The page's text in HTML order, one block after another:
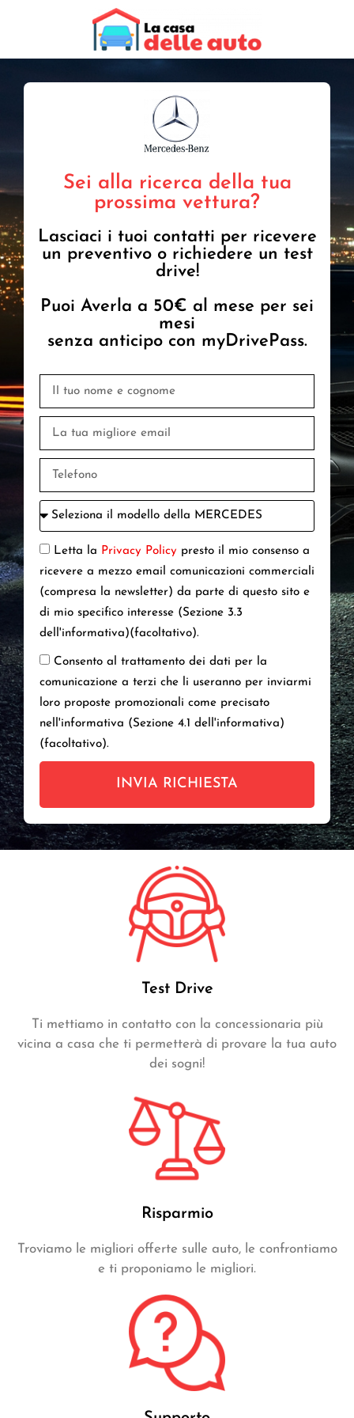
Sei alla ricerca della tua
prossima vettura?
Lasciaci i tuoi contatti per ricevere
un preventivo o richiedere un test
drive!
Puoi Averla a 50€ al mese per sei
mesi
senza anticipo con myDrivePass.
Letta la Privacy Policy presto il mio consenso a
ricevere a mezzo email comunicazioni commerciali
(compresa la newsletter) da parte di questo sito e
di mio specifico interesse (Sezione 3.3
dell'informativa)(facoltativo).
Consento al trattamento dei dati per la
comunicazione a terzi che li useranno per inviarmi
loro proposte promozionali come precisato
nell'informativa (Sezione 4.1 dell'informativa)
(facoltativo).
INVIA RICHIESTA
Test Drive
Ti mettiamo in contatto con la concessionaria più
vicina a casa che ti permetterà di provare la tua auto
dei sogni!
Risparmio
Troviamo le migliori offerte sulle auto, le confrontiamo
e ti proponiamo le migliori.